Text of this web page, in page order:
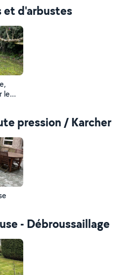
et d'arbustes
le
pression / Karcher
- Débroussaillage